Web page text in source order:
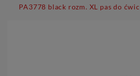
PA3778 black rozm. XL pas do